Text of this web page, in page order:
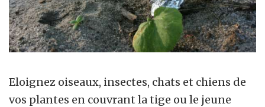
Eloignez oiseaux, insectes, chats et chiens de
vos plantes en couvrant la tige ou le jeune